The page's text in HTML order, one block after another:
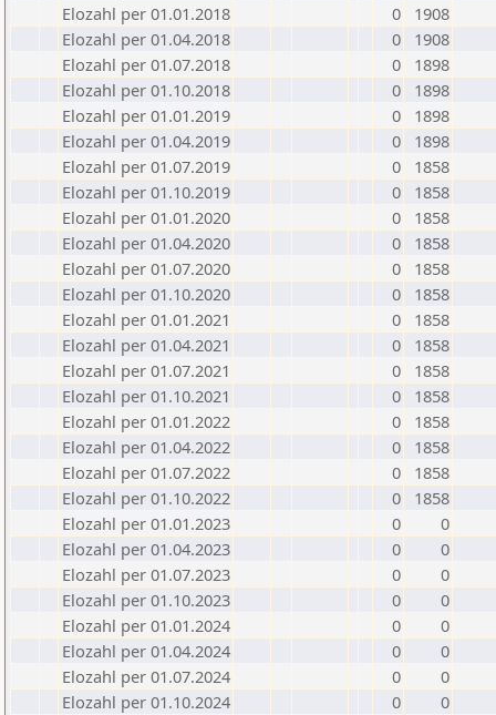
Elozahl per 01.01.2018
0
1908
Elozahl per 01.04.2018
0
1908
Elozahl per 01.07.2018
0
1898
Elozahl per 01.10.2018
0
1898
Elozahl per 01.01.2019
0
1898
Elozahl per 01.04.2019
0
1898
Elozahl per 01.07.2019
0
1858
Elozahl per 01.10.2019
0
1858
Elozahl per 01.01.2020
0
1858
Elozahl per 01.04.2020
0
1858
Elozahl per 01.07.2020
0
1858
Elozahl per 01.10.2020
0
1858
Elozahl per 01.01.2021
0
1858
Elozahl per 01.04.2021
0
1858
Elozahl per 01.07.2021
0
1858
Elozahl per 01.10.2021
0
1858
Elozahl per 01.01.2022
0
1858
Elozahl per 01.04.2022
0
1858
Elozahl per 01.07.2022
0
1858
Elozahl per 01.10.2022
0
1858
Elozahl per 01.01.2023
0
0
Elozahl per 01.04.2023
0
0
Elozahl per 01.07.2023
0
0
Elozahl per 01.10.2023
0
0
Elozahl per 01.01.2024
0
0
Elozahl per 01.04.2024
0
0
Elozahl per 01.07.2024
0
0
Elozahl per 01.10.2024
0
0